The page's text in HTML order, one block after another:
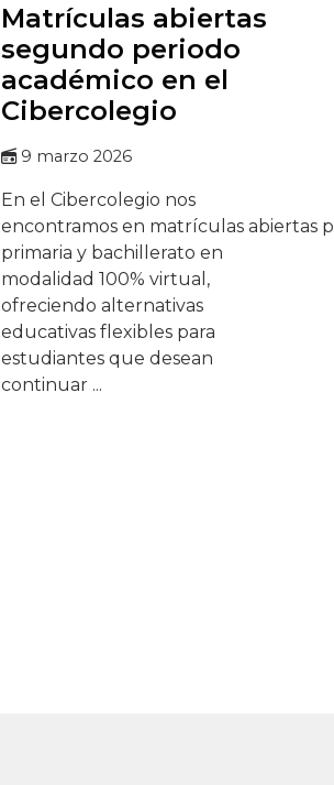
Matrículas abiertas
segundo periodo
académico en el
Cibercolegio
9 marzo 2026
En el Cibercolegio nos
encontramos en matrículas abiertas
primaria y bachillerato en
modalidad 100% virtual,
ofreciendo alternativas
educativas flexibles para
estudiantes que desean
continuar ...